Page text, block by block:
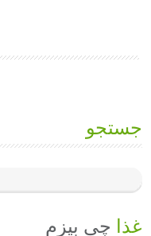
جستجو
غذا چی بپزم